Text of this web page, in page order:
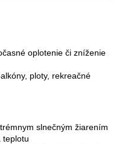
oplotenie či zníženie
ploty, rekreačné
slnečným žiarením
teplotu